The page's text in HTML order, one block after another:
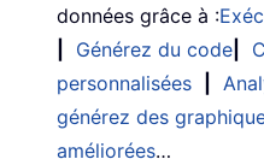
données grâce à :
Générez du code
personnalisées
générez des
améliorées…